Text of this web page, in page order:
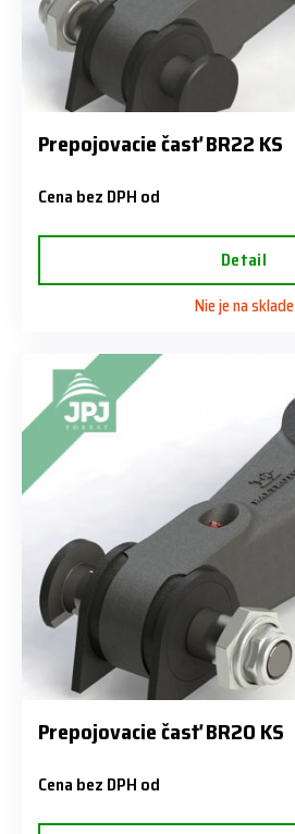
Prepojovacie časť BR22 KS
Cena bez DPH od
Detail
Nie je na sklade
Prepojovacie časť BR20 KS
Cena bez DPH od